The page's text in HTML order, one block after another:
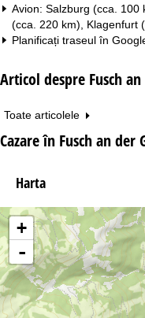
Avion: Salzburg (cca. 100
(cca. 220 km), Klagenfurt
Planificați traseul în
Articol despre Fusch
Toate articolele
Cazare în Fusch an
Harta
+
-